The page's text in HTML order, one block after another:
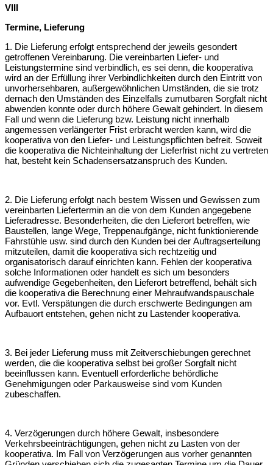
VIII
Termine, Lieferung
1. Die Lieferung erfolgt entsprechend der jeweils gesondert
getroffenen Vereinbarung. Die vereinbarten Liefer- und
Leistungstermine sind verbindlich, es sei denn, die kooperativa
wird an der Erfüllung ihrer Verbindlichkeiten durch den Eintritt von
unvorhersehbaren, außergewöhnlichen Umständen, die sie trotz
dernach den Umständen des Einzelfalls zumutbaren Sorgfalt nicht
abwenden konnte oder durch höhere Gewalt gehindert. In diesem
Fall und wenn die Lieferung bzw. Leistung nicht innerhalb
angemessen verlängerter Frist erbracht werden kann, wird die
kooperativa von den Liefer- und Leistungspflichten befreit. Soweit
die kooperativa die Nichteinhaltung der Lieferfrist nicht zu vertreten
hat, besteht kein Schadensersatzanspruch des Kunden.
2. Die Lieferung erfolgt nach bestem Wissen und Gewissen zum
vereinbarten Liefertermin an die von dem Kunden angegebene
Lieferadresse. Besonderheiten, die den Lieferort betreffen, wie
Baustellen, lange Wege, Treppenaufgänge, nicht funktionierende
Fahrstühle usw. sind durch den Kunden bei der Auftragserteilung
mitzuteilen, damit die kooperativa sich rechtzeitig und
organisatorisch darauf einrichten kann. Fehlen der kooperativa
solche Informationen oder handelt es sich um besonders
aufwendige Gegebenheiten, den Lieferort betreffend, behält sich
die kooperativa die Berechnung einer Mehraufwandspauschale
vor. Evtl. Verspätungen die durch erschwerte Bedingungen am
Aufbauort entstehen, gehen nicht zu Lastender kooperativa.
3. Bei jeder Lieferung muss mit Zeitverschiebungen gerechnet
werden, die die kooperativa selbst bei großer Sorgfalt nicht
beeinflussen kann. Eventuell erforderliche behördliche
Genehmigungen oder Parkausweise sind vom Kunden
zubeschaffen.
4. Verzögerungen durch höhere Gewalt, insbesondere
Verkehrsbeeinträchtigungen, gehen nicht zu Lasten von der
kooperativa. Im Fall von Verzögerungen aus vorher genannten